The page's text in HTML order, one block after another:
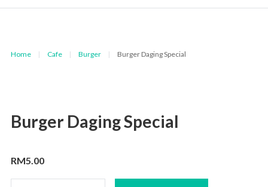
Home | Cafe | Burger | Burger Daging Special
Burger Daging Special
RM5.00